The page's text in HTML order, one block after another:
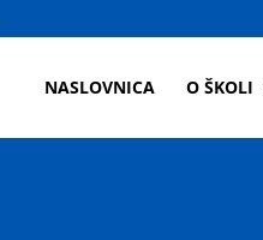
NASLOVNICA O ŠKOLI